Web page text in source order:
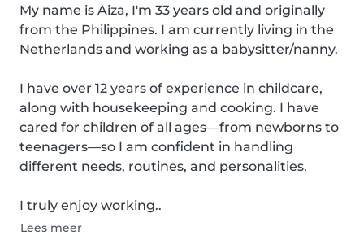
My name is Aiza, I'm 33 years old and originally
from the Philippines. I am currently living in the
Netherlands and working as a babysitter/nanny.
I have over 12 years of experience in childcare,
along with housekeeping and cooking. I have
cared for children of all ages—from newborns to
teenagers—so I am confident in handling
different needs, routines, and personalities.
I truly enjoy working..
Lees meer